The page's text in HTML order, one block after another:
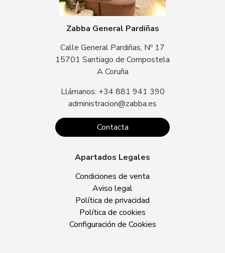
Zabba General Pardiñas
Calle General Pardiñas, Nº 17
15701 Santiago de Compostela
A Coruña
Llámanos: +34 881 941 390
administracion@zabba.es
Contacta
Apartados Legales
Condiciones de venta
Aviso legal
Política de privacidad
Política de cookies
Configuración de Cookies